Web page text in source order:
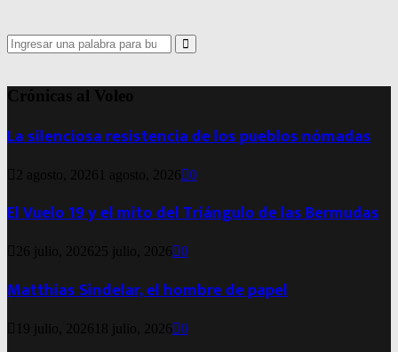
Search
for:
Search
Crónicas al Voleo
La silenciosa resistencia de los pueblos nómadas
2 agosto, 2026 1 agosto, 2026 0
El Vuelo 19 y el mito del Triángulo de las Bermudas
26 julio, 2026 25 julio, 2026 0
Matthias Sindelar, el hombre de papel
19 julio, 2026 18 julio, 2026 0